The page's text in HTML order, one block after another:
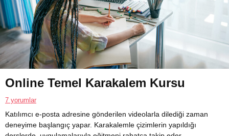
Online Temel Karakalem Kursu
7 yorumlar
Katılımcı e-posta adresine gönderilen videolarla dilediği zaman
deneyime başlangıç yapar. Karakalemle çizimlerin yapıldığı